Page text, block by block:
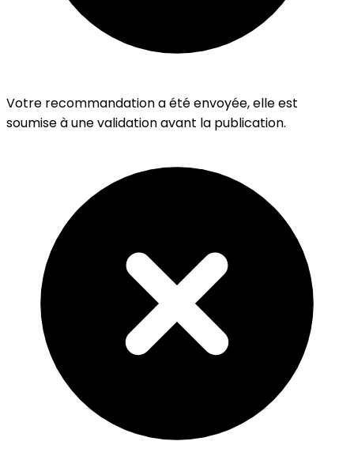
Votre recommandation a été envoyée, elle est
soumise à une validation avant la publication.